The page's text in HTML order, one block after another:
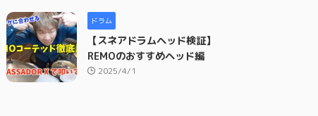
ドラム
【スネアドラムヘッド検証】
REMOのおすすめヘッド編
2025/4/1